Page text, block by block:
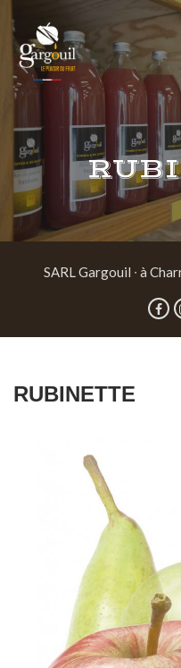
SARL Gargouil ∙ à
RUBINETTE